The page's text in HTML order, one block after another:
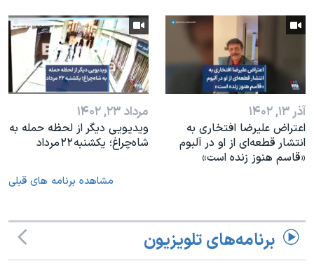
آذر ۱۳, ۱۴۰۲
اعتراض علیرضا افتخاری به
انتشار قطعه‌ای از او در آلبوم
«قاسم هنوز زنده است»
مرداد ۲۳, ۱۴۰۲
ویدیویی دیگر از لحظه حمله به
شاه‌چراغ؛ یکشنبه ۲۲ مرداد
مشاهده برنامه های قبلی
برنامه‌های تلویزیون